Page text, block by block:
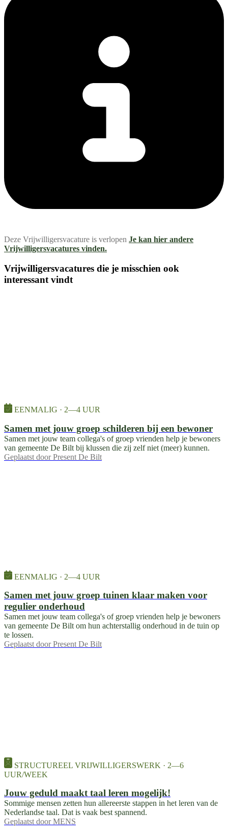
Deze Vrijwilligersvacature is verlopen Je kan hier andere
Vrijwilligersvacatures vinden.
Vrijwilligersvacatures die je misschien ook
interessant vindt
EENMALIG · 2—4 UUR
Samen met jouw groep schilderen bij een bewoner
Samen met jouw team collega's of groep vrienden help je bewoners
van gemeente De Bilt bij klussen die zij zelf niet (meer) kunnen.
Geplaatst door Present De Bilt
EENMALIG · 2—4 UUR
Samen met jouw groep tuinen klaar maken voor
regulier onderhoud
Samen met jouw team collega's of groep vrienden help je bewoners
van gemeente De Bilt om hun achterstallig onderhoud in de tuin op
te lossen.
Geplaatst door Present De Bilt
STRUCTUREEL VRIJWILLIGERSWERK · 2—6
UUR/WEEK
Jouw geduld maakt taal leren mogelijk!
Sommige mensen zetten hun allereerste stappen in het leren van de
Nederlandse taal. Dat is vaak best spannend.
Geplaatst door MENS